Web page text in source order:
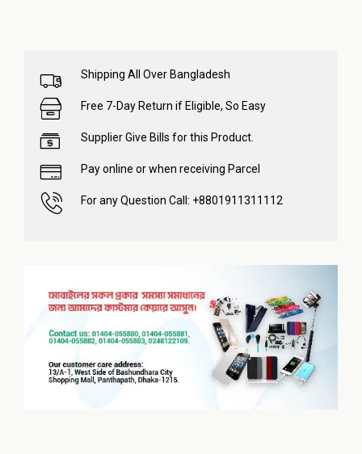
Shipping All Over Bangladesh
Free 7-Day Return if Eligible, So Easy
Supplier Give Bills for this Product.
Pay online or when receiving Parcel
For any Question Call: +8801911311112